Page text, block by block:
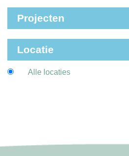
Projecten
Locatie
Alle locaties